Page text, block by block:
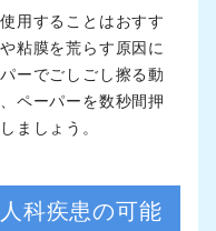
用することはおすす
粘膜を荒らす原因に
ーでごしごし擦る動
ペーパーを数秒間押
ましょう。
科疾患の可能